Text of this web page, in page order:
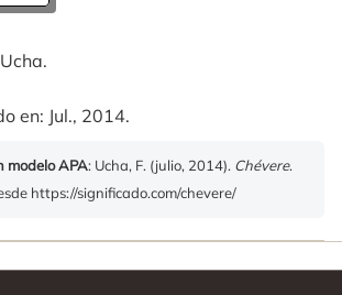
en: Jul., 2014.
modelo APA: Ucha, F. (julio, 2014). Chévere.
https://significado.com/chevere/